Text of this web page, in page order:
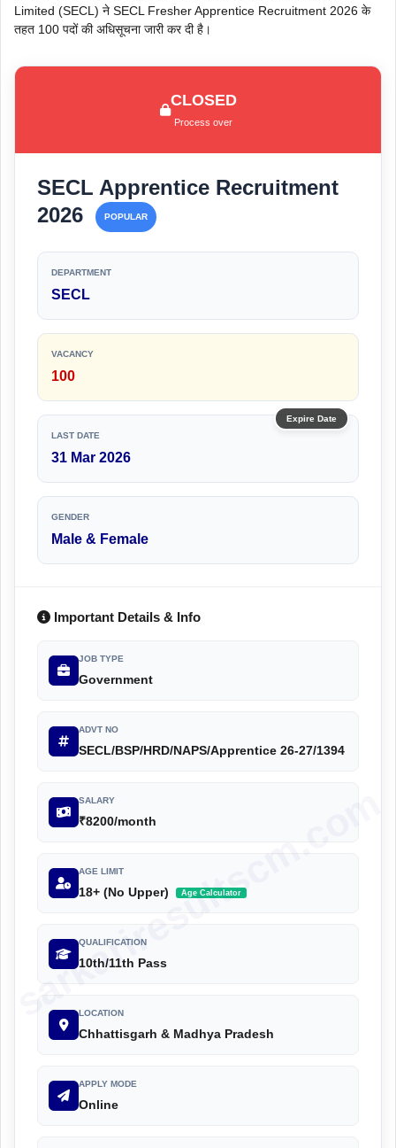
Limited (SECL) ने SECL Fresher Apprentice Recruitment 2026 के
तहत 100 पदों की अधिसूचना जारी कर दी है।
CLOSED
Process over
SECL Apprentice Recruitment
2026
POPULAR
DEPARTMENT
SECL
VACANCY
100
Expire Date
LAST DATE
31 Mar 2026
GENDER
Male & Female
sarkariresultscm.com
Important Details & Info
JOB TYPE
Government
ADVT NO
SECL/BSP/HRD/NAPS/Apprentice 26-27/1394
SALARY
₹8200/month
AGE LIMIT
18+ (No Upper) Age Calculator
QUALIFICATION
10th/11th Pass
LOCATION
Chhattisgarh & Madhya Pradesh
APPLY MODE
Online